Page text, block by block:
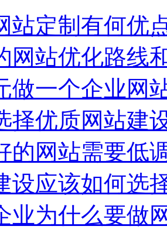
站定制有何优
网站优化路线
做一个企业网
择优质网站建
的网站需要低
设应该如何选
业为什么要做